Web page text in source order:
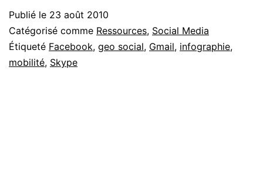
Universe
Publié le 23 août 2010
Catégorisé comme Ressources, Social Media
Étiqueté Facebook, geo social, Gmail, infographie,
mobilité, Skype